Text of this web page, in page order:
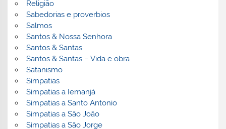
Religião
Sabedorias e proverbios
Salmos
Santos & Nossa Senhora
Santos & Santas
Santos & Santas – Vida e obra
Satanismo
Simpatias
Simpatias a Iemanjá
Simpatias a Santo Antonio
Simpatias a São João
Simpatias a São Jorge